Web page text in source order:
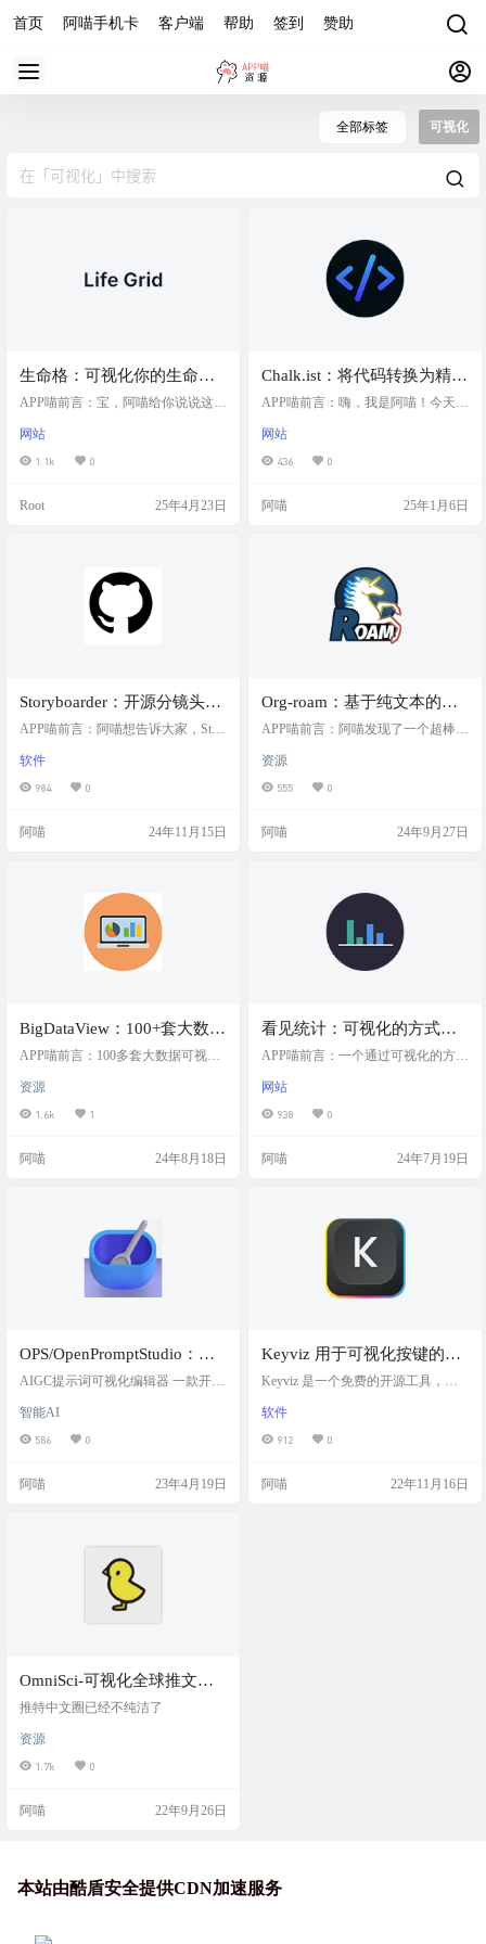
首页 阿喵手机卡 客户端 帮助 签到 赞助
全部标签 可视化
生命格：可视化你的生命，
珍爱当下每一刻，能帮你把
来，帮助用户清晰地感受到
生命的有限性和时间的珍贵
APP喵前言：宝，阿喵给你说说这个
网站，能帮你把生命用网格的形式
可视化出来。你只需要输入生日、
格会用不同的颜色和形状来代表生
的宝贵，从而更加珍惜当下的每一
刻，合理规划自己的生活和时间。
网站简介 生命格网站通过让用户输
网站
1.1k 0
Root 25年4月23日
Chalk.ist：将代码转换为精美
图像的创意工具，支持多种
示更具视觉吸引力，用于演
示等多种场景
APP喵前言：嗨，我是阿喵！今天要
——Chalk.ist。如果你是程序员或者
开发者，经常需要展示或者分享自
来，你的代码不仅清晰易读，还能
来更有艺术感。而且操作起来也很
简单，只需要把代码粘贴进去，然
后选择你喜欢的风格…
网站
436 0
阿喵 25年1月6日
Storyboarder：开源分镜头绘
制工具，快速绘制和编辑分
故事创意
APP喵前言：阿喵想告诉大家，Stor
所有想要快速绘制故事分镜的人。
无论是故事艺术家、编剧还是广告
手写板或鼠标轻松绘制分镜，真的
头脚本，以可视化他们的故事创
意。其简洁的界面支持多种输入设
软件
984 0
阿喵 24年11月15日
Org-roam：基于纯文本的个
人知识管理系统，支持完全
链接连接笔记、图形化可视
化，完全免费且开源
APP喵前言：阿喵发现了一个超棒的
一个基于纯文本的系统，让你可以
完全离线地编辑自己的维基，完全
rg-roam支持使用反向链接轻松连接
开源，你可以根据需要扩展功能。
项目简介 Org-roam是一个基于纯文
资源
555 0
阿喵 24年9月27日
BigDataView：100+套大数据
可视化炫酷大屏Html5模板，
融银行等
APP喵前言：100多套大数据可视化
务、交通、金融银行等多个领域，
为数据展示提供了多样化的解决方
大数据可视化炫酷大屏Html5模板，
台，支持跨平台浏览，并且可以免
费使用和定制。用户可以通过项目
资源
1.6k 1
阿喵 24年8月18日
看见统计：可视化的方式来
学习统计学
APP喵前言：一个通过可视化的方式
论、概率分布、统计推断、回归分
析等内容 网站简介 "看见统计"是一
学的核心领域，包括概率论、概率
的统计学原理变得更加直观和易于
理解。 截图 网站地址 https://s…
网站
938 0
阿喵 24年7月19日
OPS/OpenPromptStudio：
AIGC提示词可视化编辑器
AIGC提示词可视化编辑器 一款开源
Midjourney、Stable Diffusion web UI
的英文提示词（Prompt），包括显
定 Notion 管理提示词词典，让你的
智能AI
586 0
阿喵 23年4月19日
Keyviz 用于可视化按键的免
费开源软件
Keyviz 是一个免费的开源工具，用
软件
912 0
阿喵 22年11月16日
OmniSci-可视化全球推文趋
势和热词
推特中文圈已经不纯洁了
资源
1.7k 0
阿喵 22年9月26日
本站由酷盾安全提供CDN加速服务